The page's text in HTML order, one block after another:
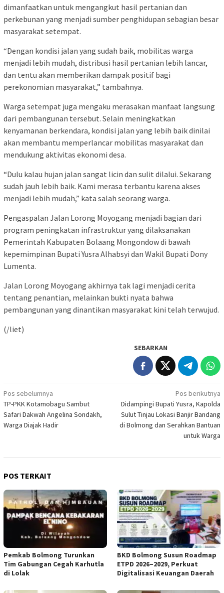
dimanfaatkan untuk mengangkut hasil pertanian dan
perkebunan yang menjadi sumber penghidupan sebagian besar
masyarakat setempat.
“Dengan kondisi jalan yang sudah baik, mobilitas warga
menjadi lebih mudah, distribusi hasil pertanian lebih lancar,
dan tentu akan memberikan dampak positif bagi
perekonomian masyarakat,” tambahnya.
Warga setempat juga mengaku merasakan manfaat langsung
dari pembangunan tersebut. Selain meningkatkan
kenyamanan berkendara, kondisi jalan yang lebih baik dinilai
akan membantu memperlancar mobilitas masyarakat dan
mendukung aktivitas ekonomi desa.
“Dulu kalau hujan jalan sangat licin dan sulit dilalui. Sekarang
sudah jauh lebih baik. Kami merasa terbantu karena akses
menjadi lebih mudah,” kata salah seorang warga.
Pengaspalan Jalan Lorong Moyogang menjadi bagian dari
program peningkatan infrastruktur yang dilaksanakan
Pemerintah Kabupaten Bolaang Mongondow di bawah
kepemimpinan BupatiYusra Alhabsyi dan Wakil Bupati Dony
Lumenta.
Jalan Lorong Moyogang akhirnya tak lagi menjadi cerita
tentang penantian, melainkan bukti nyata bahwa
pembangunan yang dinantikan masyarakat kini telah terwujud.
(/liet)
SEBARKAN
Navigasi
pos
Pos sebelumnya
TP-PKK Kotamobagu Sambut
Safari Dakwah Angelina Sondakh,
Warga Diajak Hadir
Pos berikutnya
Didampingi Bupati Yusra, Kapolda
Sulut Tinjau Lokasi Banjir Bandang
di Bolmong dan Serahkan Bantuan
untuk Warga
POS TERKAIT
Pemkab Bolmong Turunkan
Tim Gabungan Cegah Karhutla
di Lolak
BKD Bolmong Susun Roadmap
ETPD 2026–2029, Perkuat
Digitalisasi Keuangan Daerah